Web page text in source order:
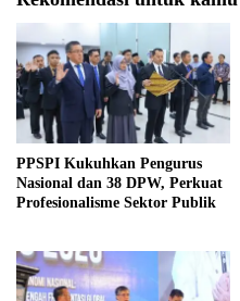
PPSPI Kukuhkan Pengurus
Nasional dan 38 DPW, Perkuat
Profesionalisme Sektor Publik